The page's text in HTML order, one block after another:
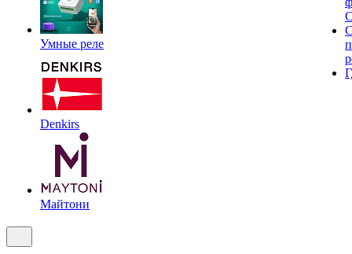
Умные реле
Denkirs
Майтони